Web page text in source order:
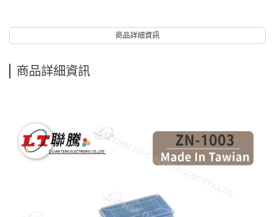
商品詳細資訊
商品詳細資訊